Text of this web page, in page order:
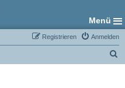
Menü
Anmelden
Registrieren